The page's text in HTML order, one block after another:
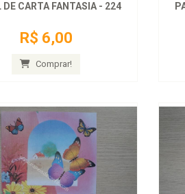
DE CARTA FANTASIA - 224
R$ 6,00
Comprar!